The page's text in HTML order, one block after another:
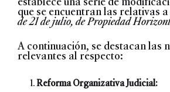
que se encuentran las relativas
de 21 de julio, de Propiedad
A continuación, se destacan las
relevantes al respecto:
Reforma Organizativa Judicial: